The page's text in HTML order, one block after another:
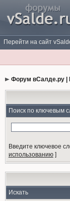
Перейти на сайт
Форум вСалде.ру |
Поиск по ключевым
Введите ключевое
использованию]
Искать